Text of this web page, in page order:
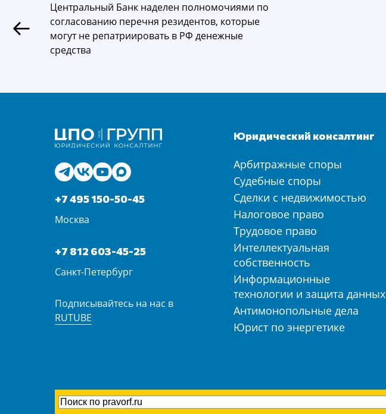
Центральный Банк наделен полномочиями по
согласованию перечня резидентов, которые
могут не репатриировать в РФ денежные
средства
+7 495 150-50-45
Москва
+7 812 603-45-25
Санкт-Петербург
Подписывайтесь на нас в
RUTUBE
Юридический консалтинг
Арбитражные споры
Судебные споры
Сделки с недвижимостью
Налоговое право
Трудовое право
Интеллектуальная
собственность
Информационные
технологии и защита данных
Антимонопольные дела
Юрист по энергетике